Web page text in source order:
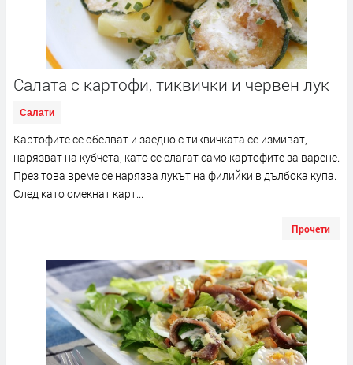
Салата с картофи, тиквички и червен лук
Салати
Картофите се обелват и заедно с тиквичката се измиват,
нарязват на кубчета, като се слагат само картофите за варене.
През това време се нарязва лукът на филийки в дълбока купа.
След като омекнат карт...
Прочети